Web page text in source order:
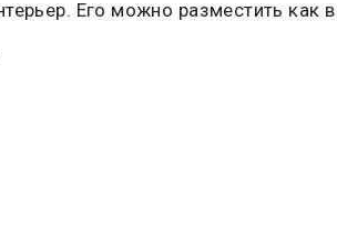
Его можно разместить как